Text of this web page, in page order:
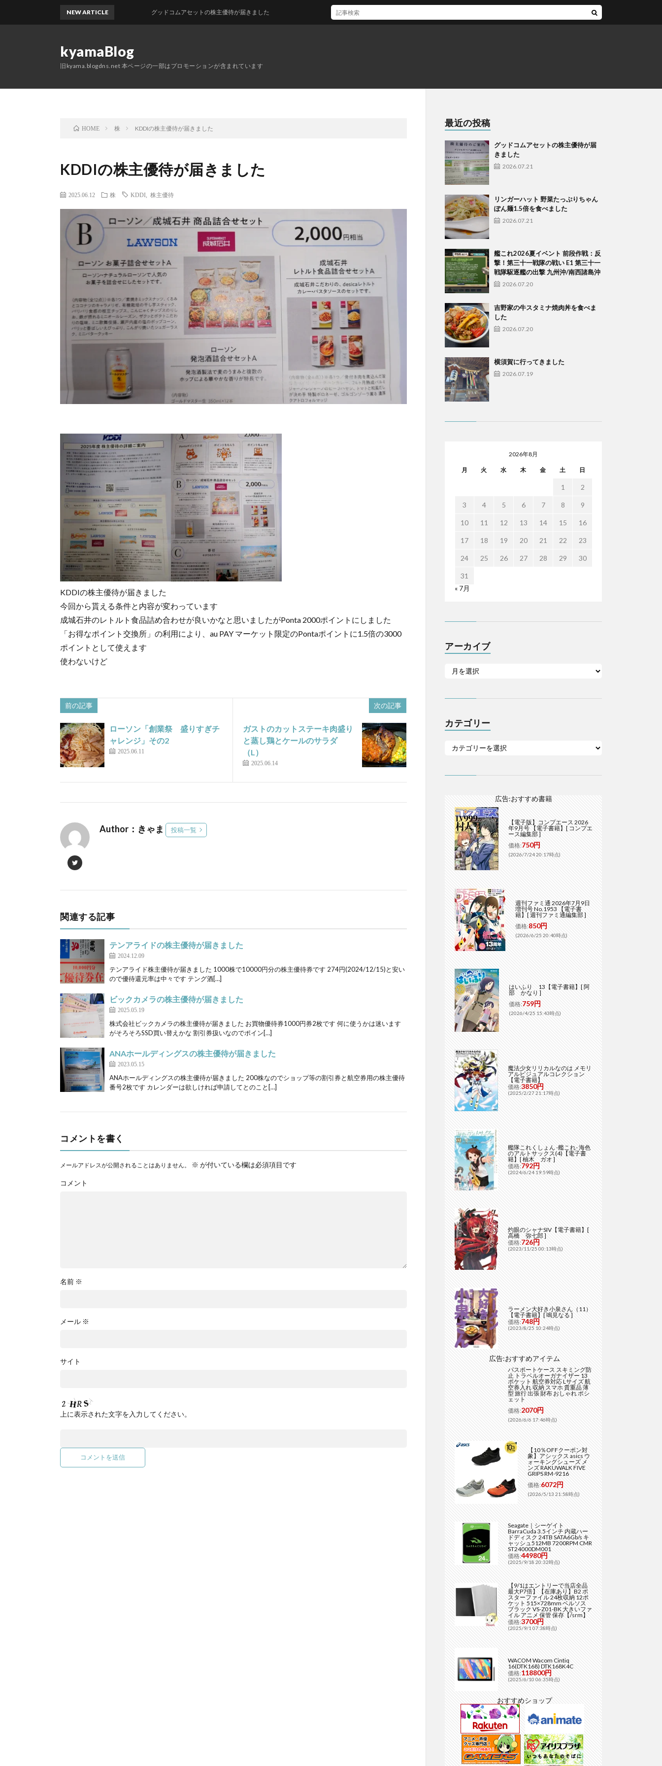
kyamaBlog
旧kyama.blogdns.net 本ページの一部はプロモーションが含まれています
NEW ARTICLE グッドコムアセットの株主優待が届きました
HOME 株 KDDIの株主優待が届きました
KDDIの株主優待が届きました
2025.06.12 株 KDDI 株主優待
KDDIの株主優待が届きました
今回から貰える条件と内容が変わっています
成城石井のレトルト食品詰め合わせが良いかなと思いましたがPonta 2000ポイントにしました
「お得なポイント交換所」の利用により、au PAY マーケット限定のPontaポイントに1.5倍の3000
ポイントとして使えます
使わないけど
前の記事
ローソン「創業祭 盛りすぎチ
ャレンジ」その2
2025.06.11
次の記事
ガストのカットステーキ肉盛り
と蒸し鶏とケールのサラダ
（L）
2025.06.14
Author：きゃま 投稿一覧
関連する記事
テンアライドの株主優待が届きました
2024.12.09
テンアライド株主優待が届きました 1000株で10000円分の株主優待券です 274円(2024/12/15)と安い
ので優待還元率は中々です テング酒[…]
ビックカメラの株主優待が届きました
2025.05.19
株式会社ビックカメラの株主優待が届きました お買物優待券1000円券2枚です 何に使うかは迷います
がそろそろSSD買い替えかな 割引券扱いなのでポイン[…]
ANAホールディングスの株主優待が届きました
2023.05.15
ANAホールディングスの株主優待が届きました 200株なのでショップ等の割引券と航空券用の株主優待
番号2枚です カレンダーは欲しければ申請してとのこと[…]
コメントを書く
メールアドレスが公開されることはありません。 ※ が付いている欄は必須項目です
コメント
名前 ※
メール ※
サイト
上に表示された文字を入力してください。
最近の投稿
グッドコムアセットの株主優待が届
きました
2026.07.21
リンガーハット 野菜たっぷりちゃん
ぽん麺1.5倍を食べました
2026.07.21
艦これ2026夏イベント 前段作戦：反
撃！第三十一戦隊の戦い E1 第三十一
戦隊駆逐艦の出撃 九州沖/南西諸島沖
2026.07.20
吉野家の牛スタミナ焼肉丼を食べま
した
2026.07.20
横須賀に行ってきました
2026.07.19
2026年8月
月 火 水 木 金 土 日
1 2
3 4 5 6 7 8 9
10 11 12 13 14 15 16
17 18 19 20 21 22 23
24 25 26 27 28 29 30
31
« 7月
アーカイブ
カテゴリー
広告:おすすめ書籍
【電子版】コンプエース 2026
年9月号 【電子書籍】[ コンプエ
ース編集部 ]
価格:750円
(2026/7/24 20:17時点)
週刊ファミ通 2026年7月9日
増刊号 No.1953 【電子書
籍】[ 週刊ファミ通編集部 ]
価格:850円
(2026/6/25 20:40時点)
はいふり 13【電子書籍】[ 阿
部 かなり ]
価格:759円
(2026/4/25 15:43時点)
魔法少女リリカルなのは メモリ
アルビジュアルコレクション
【電子書籍】
価格:3850円
(2025/2/27 21:17時点)
艦隊これくしょん -艦これ- 海色
のアルトサックス(4)【電子書
籍】[ 柚木 ガオ ]
価格:792円
(2024/6/24 19:59時点)
灼眼のシャナSIV【電子書籍】[
高橋 弥七郎 ]
価格:726円
(2023/11/25 00:13時点)
ラーメン大好き小泉さん（11）
【電子書籍】[ 鳴見なる ]
価格:748円
(2023/8/25 10:24時点)
広告:おすすめアイテム
パスポートケース スキミング防
止 トラベルオーガナイザー 13
ポケット 航空券対応 Lサイズ 航
空券入れ 収納 スマホ 貴重品 薄
型 旅行 出張 財布 おしゃれ ポシ
ェット
価格:2070円
(2026/6/6 17:46時点)
【10％OFFクーポン対
象】アシックス asics ウ
ォーキングシューズ メ
ンズ RAKUWALK FIVE
GRIPS RM-9216
価格:6072円
(2026/5/13 21:58時点)
Seagate｜シーゲイト
BarraCuda 3.5インチ 内蔵ハー
ドディスク 24TB SATA6Gb/s キ
ャッシュ512MB 7200RPM CMR
ST24000DM001
価格:44980円
(2025/9/18 20:32時点)
【9/1はエントリーで当店全品
最大P7倍】【在庫あり】B2 ポ
スターファイル 24枚収納 12ポ
ケット 515×728mm ベルソス
ブラック VS-Z01-BK 大きいファ
イル アニメ 保管 保存【/srm】
価格:3700円
(2025/9/1 07:38時点)
WACOM Wacom Cintiq
16(DTK168) DTK168K4C
価格:118800円
(2025/6/10 06:35時点)
おすすめショップ